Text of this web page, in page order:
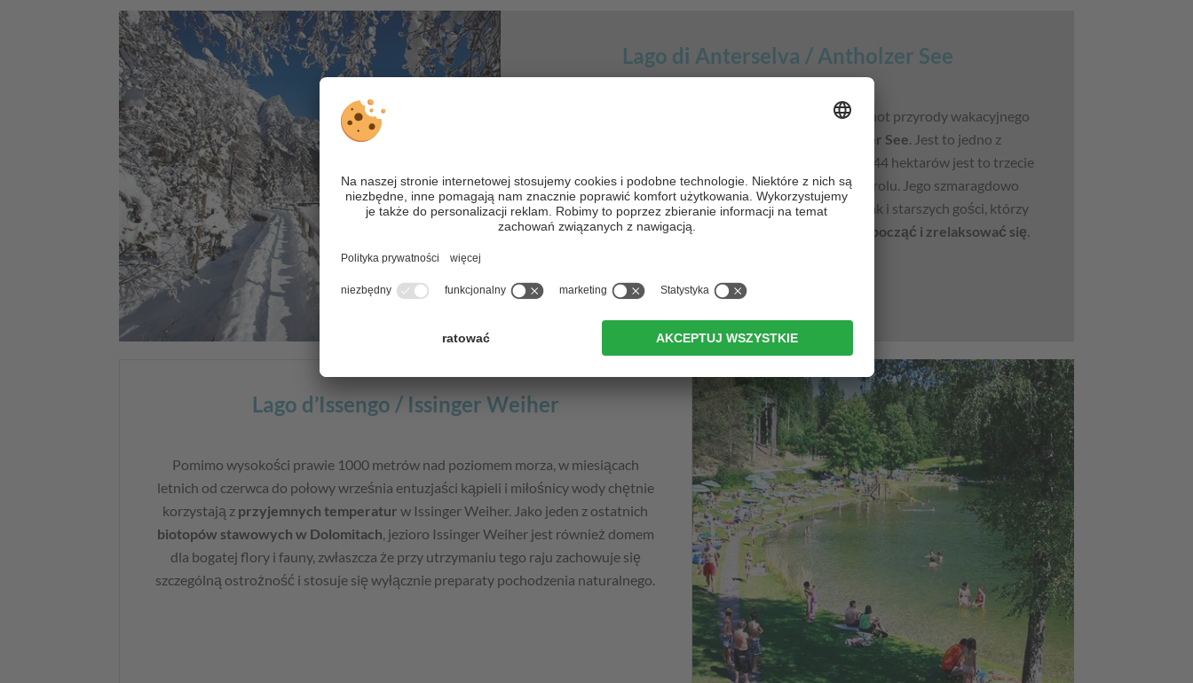
Lago di Anterselva / Antholzer See
znajduje się wyjątkowy klejnot przyrody wakacyjnego
Lago di Anterselva / Antholzer See. Jest to jedno z
najpiękniejszych jezior alpejskich, a dzięki powierzchni 44 hektarów jest to trzecie
co do wielkości naturalne jezioro w Południowym Tyrolu. Jego szmaragdowo
zielona woda przyciąga nad brzeg zarówno młodych, jak i starszych gości, którzy
przybywają nad jezioro przede wszystkim po to, by
odpocząć i zrelaksować się.
Lago d’Issengo / Issinger Weiher
Pomimo wysokości prawie 1000 metrów nad poziomem morza, w miesiącach
letnich od czerwca do połowy września entuzjaści kąpieli i miłośnicy wody chętnie
korzystają z przyjemnych temperatur w Issinger Weiher. Jako jeden z ostatnich
biotopów stawowych w Dolomitach , jezioro Issinger Weiher jest również domem
dla bogatej flory i fauny, zwłaszcza że przy utrzymaniu tego raju zachowuje się
szczególną ostrożność i stosuje się wyłącznie preparaty pochodzenia naturalnego.